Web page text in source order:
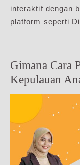
interaktif dengan
platform seperti
Gimana Cara
Kepulauan